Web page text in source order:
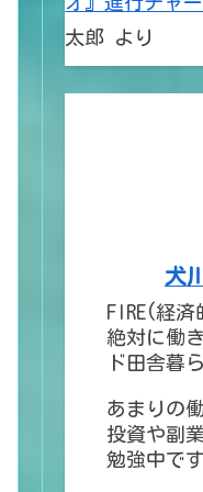
太郎 より
犬
FIRE(経済
絶対に働
ド田舎暮
あまりの
投資や副
勉強中です